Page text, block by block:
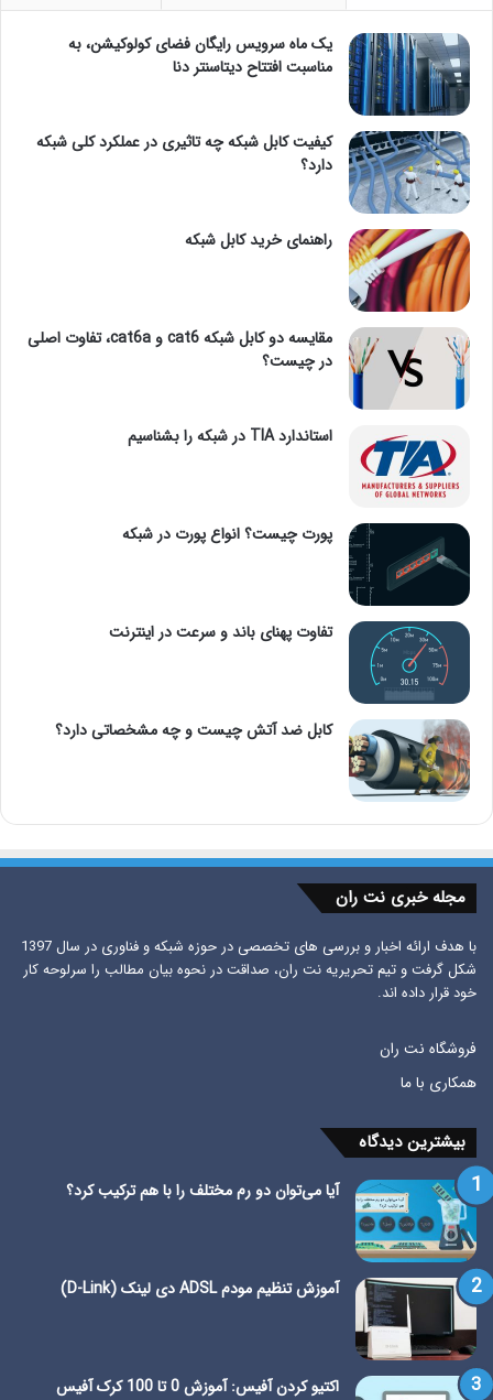
یک ماه سرویس رایگان فضای کولوکیشن، به
مناسبت افتتاح دیتاسنتر دنا
کیفیت کابل شبکه چه تاثیری در عملکرد کلی شبکه
دارد؟
راهنمای خرید کابل شبکه
مقایسه دو کابل شبکه cat6 و cat6a، تفاوت اصلی
در چیست؟
استاندارد TIA در شبکه را بشناسیم
پورت چیست؟ انواع پورت در شبکه
تفاوت پهنای باند و سرعت در اینترنت
کابل ضد آتش چیست و چه مشخصاتی دارد؟
مجله خبری نت ران
با هدف ارائه اخبار و بررسی های تخصصی در حوزه شبکه و فناوری در سال 1397
شکل گرفت و تیم تحریریه نت ران، صداقت در نحوه بیان مطالب را سرلوحه کار
خود قرار داده اند.
فروشگاه نت ران
همکاری با ما
بیشترین دیدگاه
آیا می‌توان دو رم مختلف را با هم ترکیب کرد؟
آموزش تنظیم مودم ADSL دی لینک (D-Link)
اکتیو کردن آفیس: آموزش 0 تا 100 کرک آفیس